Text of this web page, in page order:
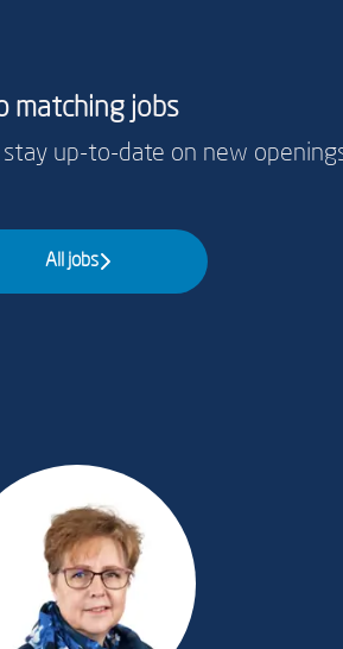
matching jobs
up-to-date on new
All jobs